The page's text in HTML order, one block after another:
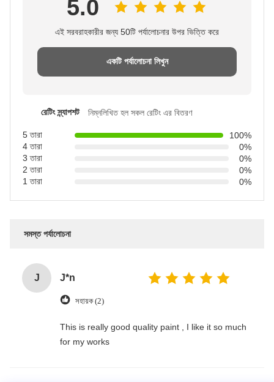
5.0
এই সরবরাহকারীর জন্য 50টি পর্যালোচনার উপর ভিত্তি করে
একটি পর্যালোচনা লিখুন
রেটিং স্ন্যাপশট নিম্নলিখিত হল সকল রেটিং এর বিতরণ
5 তারা
100%
4 তারা
0%
3 তারা
0%
2 তারা
0%
1 তারা
0%
সমস্ত পর্যালোচনা
J J*n
সহায়ক (2)
This is really good quality paint , I like it so much
for my works